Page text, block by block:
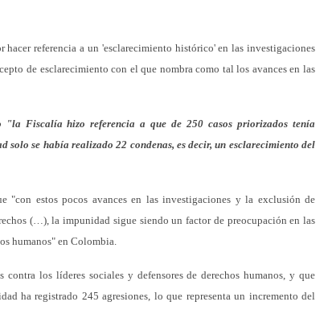
referencia a un 'esclarecimiento histórico' en las investigaciones
de esclarecimiento con el que nombra como tal los avances en las
"la Fiscalía hizo referencia a que de 250 casos priorizados tenía
solo se había realizado 22 condenas, es decir, un esclarecimiento del
"con estos pocos avances en las investigaciones y la exclusión de
(…), la impunidad sigue siendo un factor de preocupación en las
humanos" en Colombia.
contra los líderes sociales y defensores de derechos humanos, y que
ha registrado 245 agresiones, lo que representa un incremento del